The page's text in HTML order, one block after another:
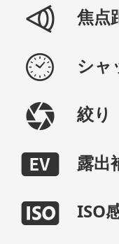
焦点
シャ
絞り
露出
ISO